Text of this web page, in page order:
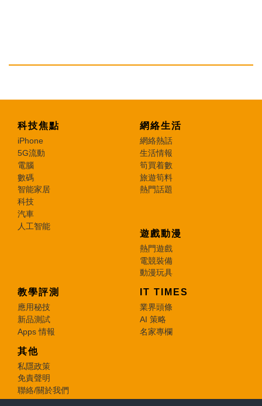
科技焦點
iPhone
5G流動
電腦
數碼
智能家居
科技
汽車
人工智能
網絡生活
網絡熱話
生活情報
筍買着數
旅遊筍料
熱門話題
遊戲動漫
熱門遊戲
電競裝備
動漫玩具
教學評測
應用秘技
新品測試
Apps 情報
IT TIMES
業界頭條
AI 策略
名家專欄
其他
私隱政策
免責聲明
聯絡/關於我們